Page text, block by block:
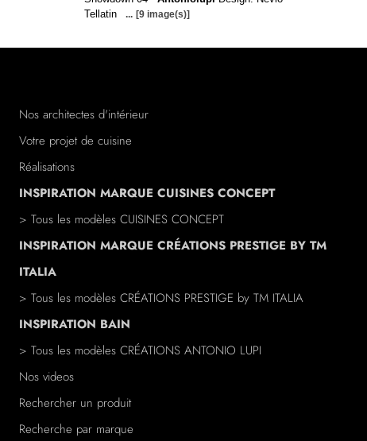
Tellatin
... [9 image(s)]
Nos architectes d'intérieur
Votre projet de cuisine
Réalisations
INSPIRATION MARQUE CUISINES CONCEPT
> Tous les modèles CUISINES CONCEPT
INSPIRATION MARQUE CRÉATIONS PRESTIGE BY TM
ITALIA
> Tous les modèles CRÉATIONS PRESTIGE by TM ITALIA
INSPIRATION BAIN
> Tous les modèles CRÉATIONS ANTONIO LUPI
Nos videos
Rechercher un produit
Recherche par marque